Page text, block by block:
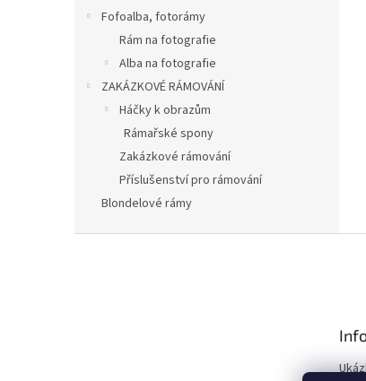
Fofoalba, fotorámy
Rám na fotografie
Alba na fotografie
ZAKÁZKOVÉ RÁMOVÁNÍ
Háčky k obrazům
Rámařské spony
Zakázkové rámování
Příslušenství pro rámování
Blondelové rámy